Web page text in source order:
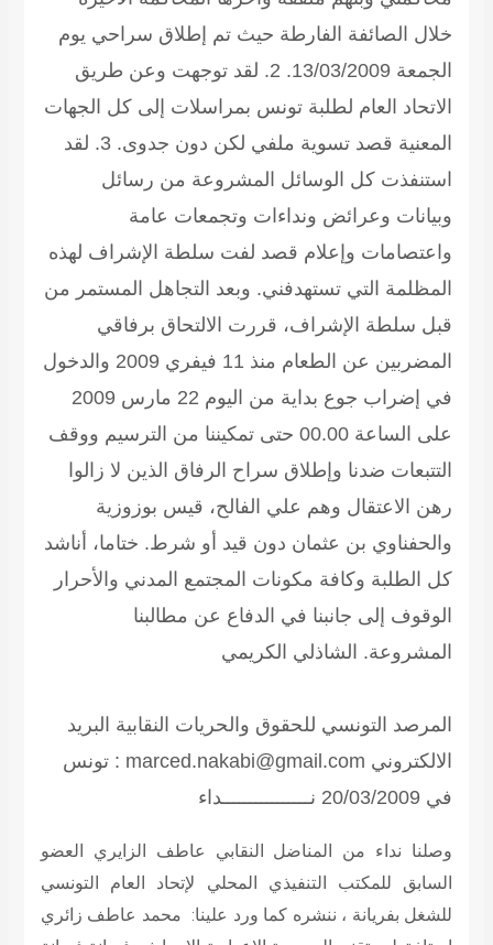
خلال الصائفة الفارطة حيث تم إطلاق سراحي يوم
الجمعة 13/03/2009. 2. لقد توجهت وعن طريق
الاتحاد العام لطلبة تونس بمراسلات إلى كل الجهات
المعنية قصد تسوية ملفي لكن دون جدوى. 3. لقد
استنفذت كل الوسائل المشروعة من رسائل
وبيانات وعرائض ونداءات وتجمعات عامة
واعتصامات وإعلام قصد لفت سلطة الإشراف لهذه
المظلمة التي تستهدفني. وبعد التجاهل المستمر من
قبل سلطة الإشراف، قررت الالتحاق برفاقي
المضربين عن الطعام منذ 11 فيفري 2009 والدخول
في إضراب جوع بداية من اليوم 22 مارس 2009
على الساعة 00.00 حتى تمكيننا من الترسيم ووقف
التتبعات ضدنا وإطلاق سراح الرفاق الذين لا زالوا
رهن الاعتقال وهم علي الفالح، قيس بوزوزية
والحفناوي بن عثمان دون قيد أو شرط. ختاما، أناشد
كل الطلبة وكافة مكونات المجتمع المدني والأحرار
الوقوف إلى جانبنا في الدفاع عن مطالبنا
المشروعة. الشاذلي الكريمي
المرصد التونسي للحقوق والحريات النقابية البريد
الالكتروني marced.nakabi@gmail.com :
تونس
في 20/03/2009
نــــــــــــــــداء
وصلنا نداء من المناضل النقابي عاطف الزايري العضو
السابق للمكتب التنفيذي المحلي لإتحاد العام التونسي
للشغل بفريانة ، ننشره كما ورد علينا: محمد عاطف زائري